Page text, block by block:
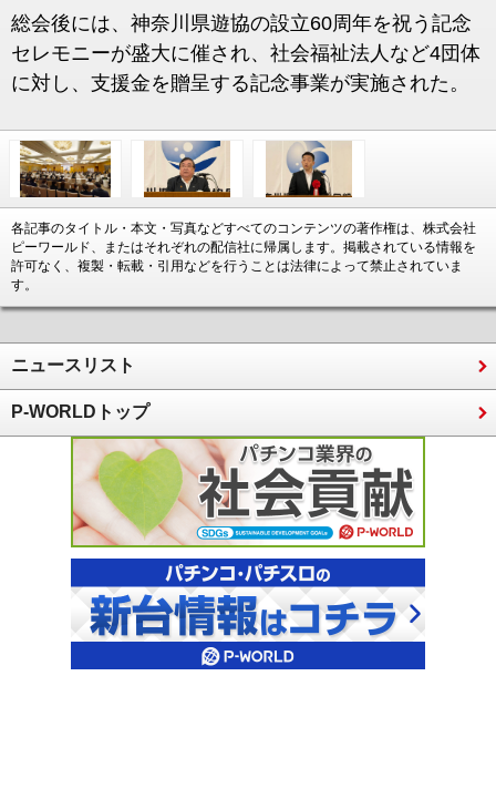
総会後には、神奈川県遊協の設立60周年を祝う記念
セレモニーが盛大に催され、社会福祉法人など4団体
に対し、支援金を贈呈する記念事業が実施された。
各記事のタイトル・本文・写真などすべてのコンテンツの著作権は、株式会社
ピーワールド、またはそれぞれの配信社に帰属します。掲載されている情報を
許可なく、複製・転載・引用などを行うことは法律によって禁止されていま
す。
ニュースリスト
P-WORLDトップ